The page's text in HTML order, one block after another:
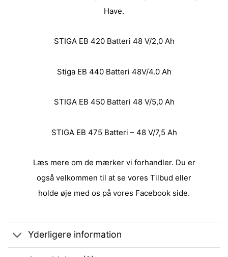
Have.
STIGA EB 420 Batteri 48 V/2,0 Ah
Stiga EB 440 Batteri 48V/4.0 Ah
STIGA EB 450 Batteri 48 V/5,0 Ah
STIGA EB 475 Batteri – 48 V/7,5 Ah
Læs mere om de mærkervi forhandler. Du er
også velkommen til at se vores Tilbud eller
holde øje med os på vores Facebook side.
Yderligere information